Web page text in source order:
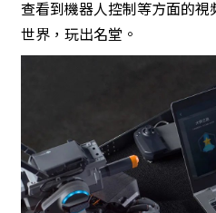
查看到機器人控制等方面的
世界，玩出名堂。